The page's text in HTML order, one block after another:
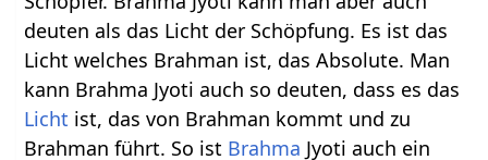
deuten als das Licht der Schöpfung. Es ist das
Licht welches Brahman ist, das Absolute. Man
kann Brahma Jyoti auch so deuten, dass es das
Licht ist, das von Brahman kommt und zu
Brahman führt. So ist Brahma Jyoti auch ein